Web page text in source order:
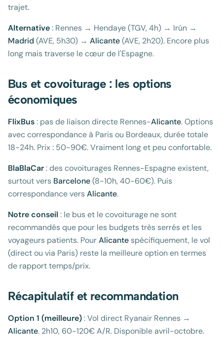
trajet.
Alternative: Rennes → Hendaye (TGV, 4h) → Irún →
Madrid (AVE, 5h30) → Alicante(AVE, 2h20). Encore plus
long mais traverse le cœur de l'Espagne.
Bus et covoiturage : les options
économiques
FlixBus: pas de liaison directe Rennes-Alicante. Options
avec correspondance à Paris ou Bordeaux, durée totale
18-24h. Prix : 50-90€. Vraiment long et peu confortable.
BlaBlaCar: des covoiturages Rennes-Espagne existent,
surtout vers Barcelone(8-10h, 40-60€). Puis
correspondance versAlicante.
Notre conseil : le bus et le covoiturage ne sont
recommandés que pour les budgets très serrés et les
voyageurs patients. PourAlicante spécifiquement, le vol
(direct ou via Paris) reste la meilleure option en termes
de rapport temps/prix.
Récapitulatif et recommandation
Option 1 (meilleure): Vol direct Ryanair Rennes →
Alicante. 2h10, 60-120€ A/R. Disponible avril-octobre.